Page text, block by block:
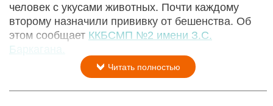
человек с укусами животных. Почти каждому
второму назначили прививку от бешенства. Об
этом сообщает ККБСМП №2 имени З.С.
Баркагана.
Читать полностью